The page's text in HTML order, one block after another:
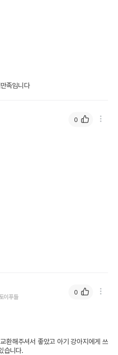
족임니다
0
이푸들
환해주셔서 좋았고 아기 강아지에게 쓰
습니다.
0